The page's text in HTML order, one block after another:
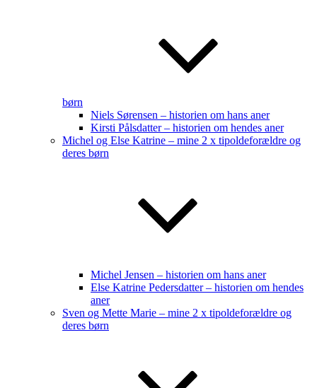
børn
Niels Sørensen – historien om hans aner
Kirsti Pålsdatter – historien om hendes aner
Michel og Else Katrine – mine 2 x tipoldeforældre og
deres børn
Michel Jensen – historien om hans aner
Else Katrine Pedersdatter – historien om hendes
aner
Sven og Mette Marie – mine 2 x tipoldeforældre og
deres børn